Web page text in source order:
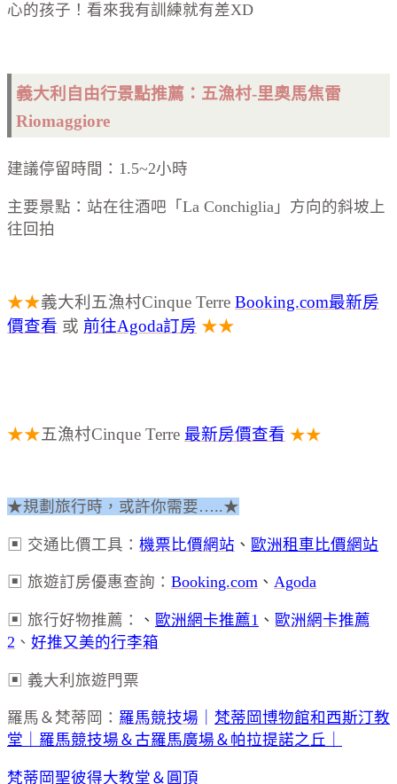
心的孩子！看來我有訓練就有差XD
義大利自由行景點推薦：五漁村-里奧馬焦雷
Riomaggiore
建議停留時間：1.5~2小時
主要景點：站在往酒吧「La Conchiglia」方向的斜坡上
往回拍
★★義大利五漁村Cinque Terre Booking.com最新房
價查看 或 前往Agoda訂房 ★★
★★五漁村Cinque Terre 最新房價查看 ★★
★規劃旅行時，或許你需要…..★
▣ 交通比價工具： 機票比價網站 、 歐洲租車比價網站
▣ 旅遊訂房優惠查詢： Booking.com 、 Agoda
▣ 旅行好物推薦： 、 歐洲網卡推薦1 、 歐洲網卡推薦
2 、 好推又美的行李箱
▣ 義大利旅遊門票
羅馬＆梵蒂岡： 羅馬競技場
梵蒂岡博物館和西斯汀教
堂｜ 羅馬競技場＆古羅馬廣場＆帕拉提諾之丘｜
梵蒂岡聖彼得大教堂＆圓頂